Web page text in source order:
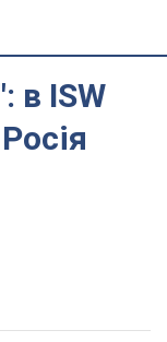
в ISW